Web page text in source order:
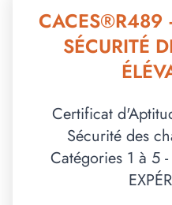
CACES®R489
SÉCURITÉ
Certificat
Sécurité des
Catégories 1 à 5